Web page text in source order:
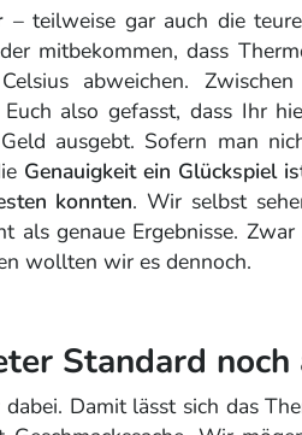
– teilweise gar auch die
mitbekommen, dass
abweichen.
also gefasst, dass Ihr
ausgebt. Sofern man
Genauigkeit ein Glückspiel
konnten. Wir selbst
als genaue Ergebnisse.
wollten wir es dennoch.
Standard noch
dabei. Damit lässt sich das